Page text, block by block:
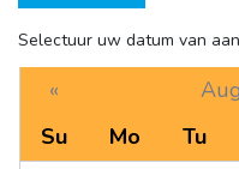
Selectuur uw datum van
«
Su
Mo Tu